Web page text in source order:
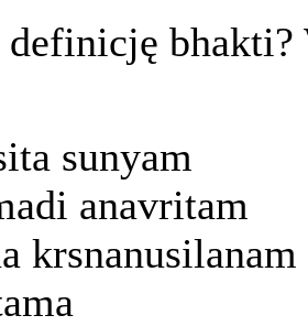
definicję
sunyam
anavritam
krsnanusilanam